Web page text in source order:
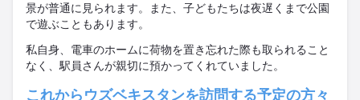
景が普通に見られます。また、子どもたちは夜遅くまで公園
で遊ぶこともあります。
私自身、電車のホームに荷物を置き忘れた際も取られること
なく、駅員さんが親切に預かってくれていました。
これからウズベキスタンを訪問する予定の方々